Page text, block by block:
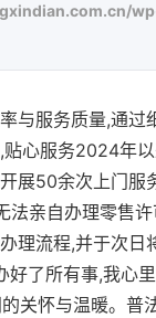
与服务质量,通过
心服务2024年
展50余次上门服
法亲自办理零售
理流程,并于次日
好了所有事,我心
关怀与温暖。普